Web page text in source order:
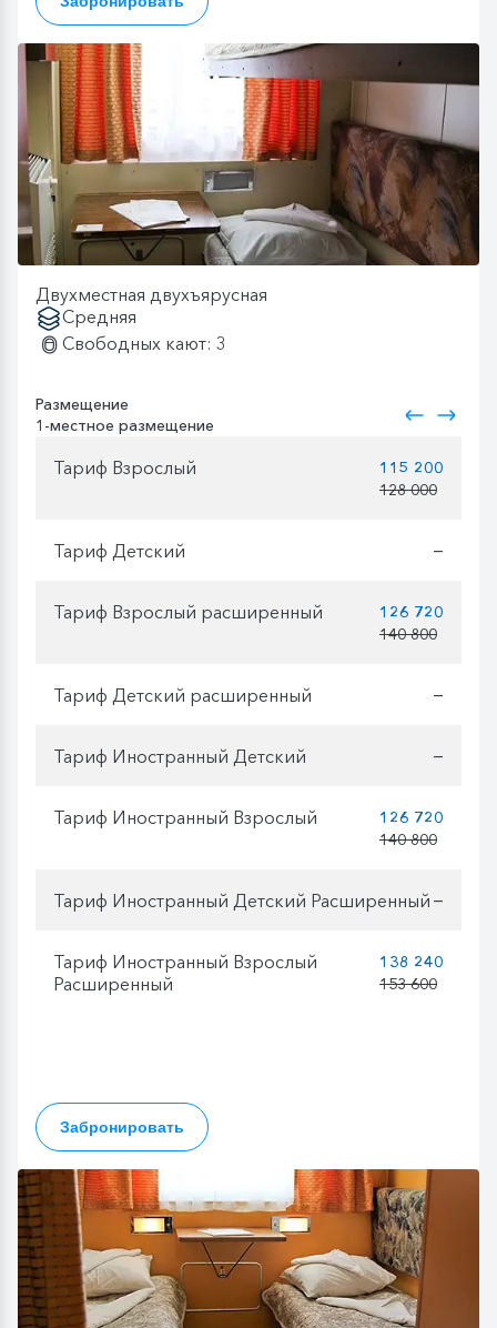
Двухместная двухъярусная
Средняя
Свободных кают: 3
Размещение
1-местное размещение
Тариф Взрослый
115 200
128 000
Тариф Детский —
Тариф Взрослый расширенный
126 720
140 800
Тариф Детский расширенный —
Тариф Иностранный Детский —
Тариф Иностранный Взрослый
126 720
140 800
Тариф Иностранный Детский Расширенный —
Тариф Иностранный Взрослый
Расширенный
138 240
153 600
Забронировать